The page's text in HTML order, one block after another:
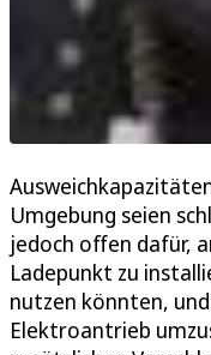
Umgebung seien
jedoch offen dafür,
Ladepunkt zu
nutzen könnten,
Elektroantrieb